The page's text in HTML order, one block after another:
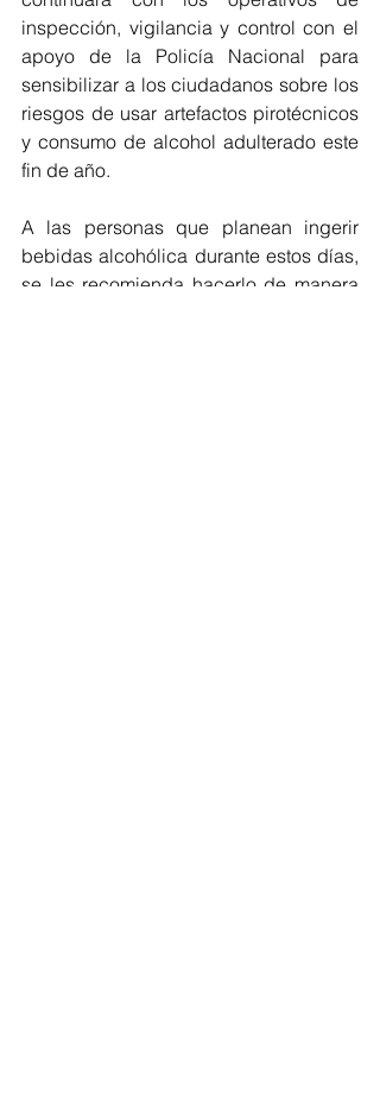
inspección, vigilancia y control con el
apoyo de la Policía Nacional para
sensibilizar a los ciudadanos sobre los
riesgos de usar artefactos pirotécnicos
y consumo de alcohol adulterado este
fin de año.
A las personas que planean ingerir
bebidas alcohólica durante estos días,
se les recomienda hacerlo de manera